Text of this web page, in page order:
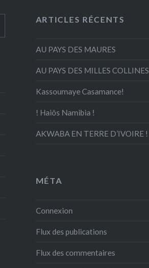
ARTICLES RÉCENTS
AU PAYS DES MAURES
AU PAYS DES MILLES COLLINES
Kassoumaye Casamance!
! Haiôs Namibia !
AKWABA EN TERRE D’IVOIRE !
MÉTA
Connexion
Flux des publications
Flux des commentaires